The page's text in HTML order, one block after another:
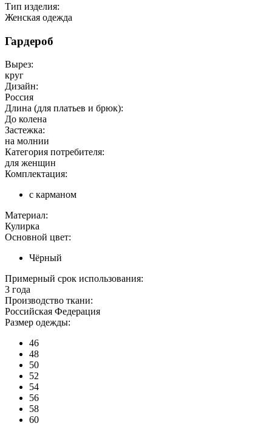
Тип изделия:
Женская одежда
Гардероб
Вырез:
круг
Дизайн:
Россия
Длина (для платьев и брюк):
До колена
Застежка:
на молнии
Категория потребителя:
для женщин
Комплектация:
с карманом
Материал:
Кулирка
Основной цвет:
Чёрный
Примерный срок использования:
3 года
Производство ткани:
Российская Федерация
Размер одежды:
46
48
50
52
54
56
58
60